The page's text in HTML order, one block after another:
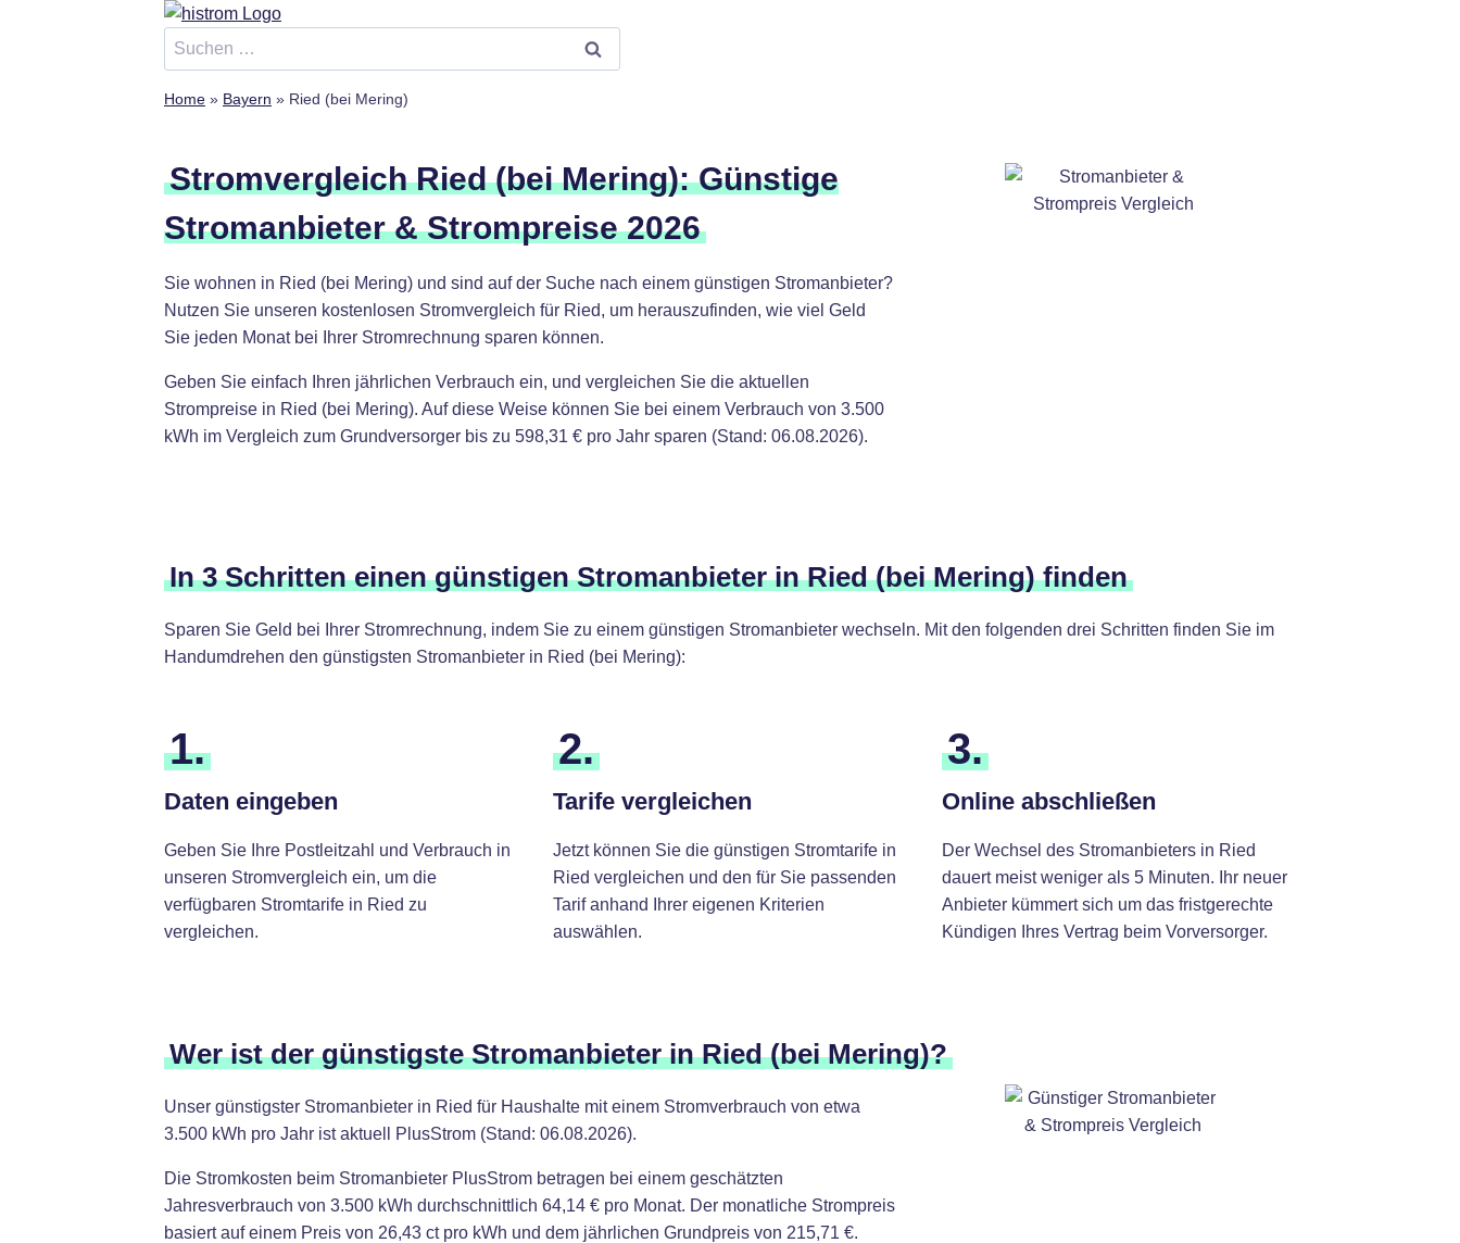
Suchen
nach:
Home » Bayern » Ried (bei Mering)
Stromvergleich Ried (bei Mering): Günstige
Stromanbieter & Strompreise 2026
Sie wohnen in Ried (bei Mering) und sind auf der Suche nach einem günstigen Stromanbieter?
Nutzen Sie unseren kostenlosen Stromvergleich für Ried, um herauszufinden, wie viel Geld
Sie jeden Monat bei Ihrer Stromrechnung sparen können.
Geben Sie einfach Ihren jährlichen Verbrauch ein, und vergleichen Sie die aktuellen
Strompreise in Ried (bei Mering). Auf diese Weise können Sie bei einem Verbrauch von 3.500
kWh im Vergleich zum Grundversorger bis zu 598,31 € pro Jahr sparen (Stand: 06.08.2026).
In 3 Schritten einen günstigen Stromanbieter in Ried (bei Mering) finden
Sparen Sie Geld bei Ihrer Stromrechnung, indem Sie zu einem günstigen Stromanbieter wechseln. Mit den folgenden drei Schritten finden Sie im
Handumdrehen den günstigsten Stromanbieter in Ried (bei Mering):
1.
Daten eingeben
Geben Sie Ihre Postleitzahl und Verbrauch in
unseren Stromvergleich ein, um die
verfügbaren Stromtarife in Ried zu
vergleichen.
2.
Tarife vergleichen
Jetzt können Sie die günstigen Stromtarife in
Ried vergleichen und den für Sie passenden
Tarif anhand Ihrer eigenen Kriterien
auswählen.
3.
Online abschließen
Der Wechsel des Stromanbieters in Ried
dauert meist weniger als 5 Minuten. Ihr neuer
Anbieter kümmert sich um das fristgerechte
Kündigen Ihres Vertrag beim Vorversorger.
Wer ist der günstigste Stromanbieter in Ried (bei Mering)?
Unser günstigster Stromanbieter in Ried für Haushalte mit einem Stromverbrauch von etwa
3.500 kWh pro Jahr ist aktuell PlusStrom (Stand: 06.08.2026).
Die Stromkosten beim Stromanbieter PlusStrom betragen bei einem geschätzten
Jahresverbrauch von 3.500 kWh durchschnittlich 64,14 € pro Monat. Der monatliche Strompreis
basiert auf einem Preis von 26,43 ct pro kWh und dem jährlichen Grundpreis von 215,71 €.